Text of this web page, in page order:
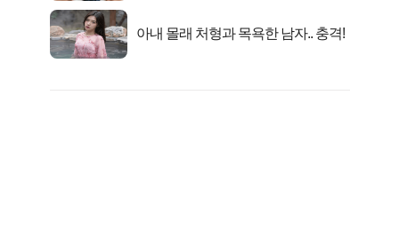
아내 몰래 처형과 목욕한 남자.. 충격!